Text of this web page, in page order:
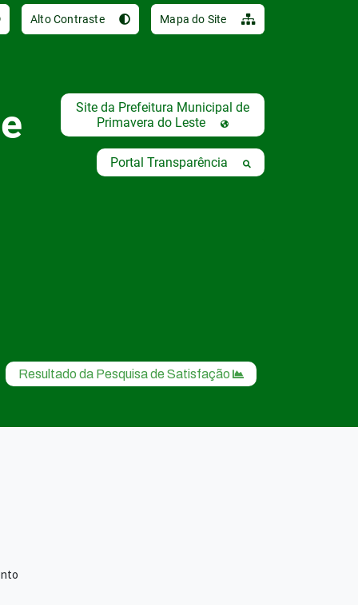
Alto Contraste Mapa do Site
Site da Prefeitura Municipal de
Primavera do Leste
Portal Transparência
Resultado da Pesquisa de Satisfação